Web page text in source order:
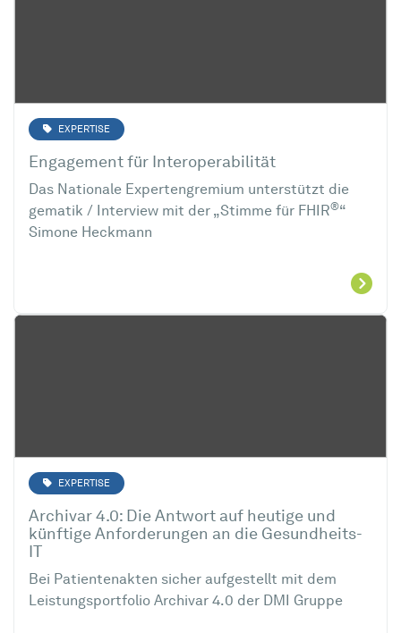
EXPERTISE
Engagement für Interoperabilität
Das Nationale Expertengremium unterstützt die
gematik / Interview mit der „Stimme für FHIR®“
Simone Heckmann
EXPERTISE
Archivar 4.0: Die Antwort auf heutige und
künftige Anforderungen an die Gesundheits-
Bei Patientenakten sicher aufgestellt mit dem
Leistungsportfolio Archivar 4.0 der DMI Gruppe